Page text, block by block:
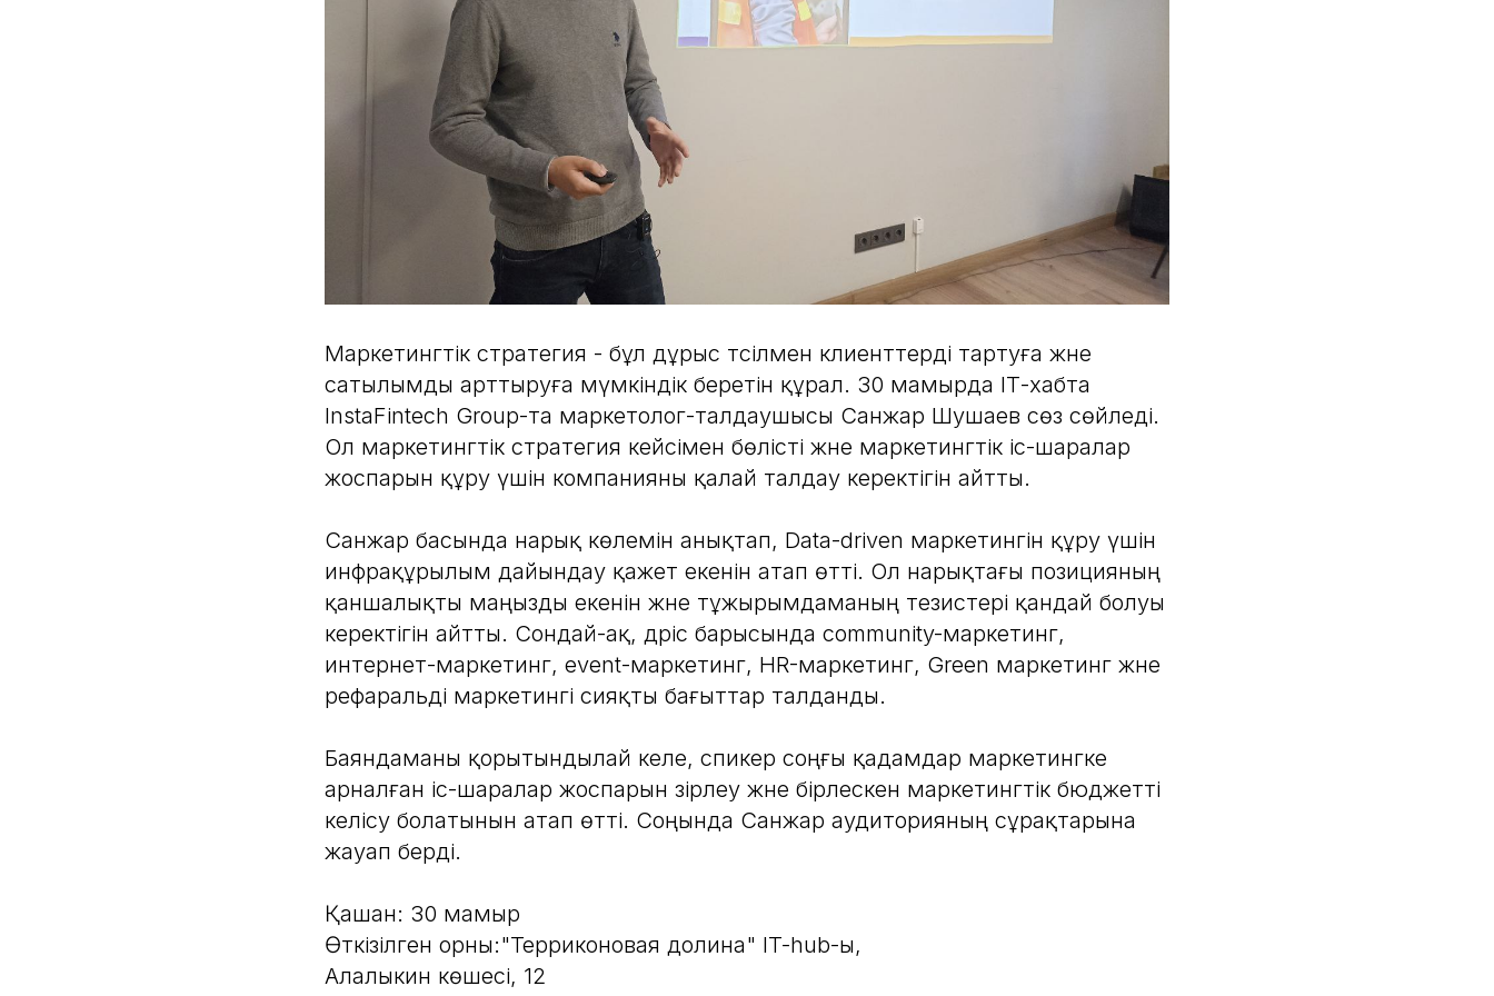
Маркетингтік стратегия - бұл дұрыс тәсілмен клиенттерді тартуға және
сатылымды арттыруға мүмкіндік беретін құрал. 30 мамырда ІТ-хабта
InstaFintech Group-та маркетолог-талдаушысы Санжар Шушаев сөз сөйледі.
Ол маркетингтік стратегия кейсімен бөлісті және маркетингтік іс-шаралар
жоспарын құру үшін компанияны қалай талдау керектігін айтты.
Санжар басында нарық көлемін анықтап, Data-driven маркетингін құру үшін
инфрақұрылым дайындау қажет екенін атап өтті. Ол нарықтағы позицияның
қаншалықты маңызды екенін және тұжырымдаманың тезистері қандай болуы
керектігін айтты. Сондай-ақ, дәріс барысында community-маркетинг,
интернет-маркетинг, event-маркетинг, HR-маркетинг, Green маркетинг және
рефаральді маркетингі сияқты бағыттар талданды.
Баяндаманы қорытындылай келе, спикер соңғы қадамдар маркетингке
арналған іс-шаралар жоспарын әзірлеу және бірлескен маркетингтік бюджетті
келісу болатынын атап өтті. Соңында Санжар аудиторияның сұрақтарына
жауап берді.
Қашан: 30 мамыр
Өткізілген орны:"Терриконовая долина" IT-hub-ы,
Алалыкин көшесі, 12